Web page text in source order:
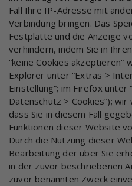
Fall Ihre IP-Adresse mit
Verbindung bringen. Das
Festplatte und die Anzeige
verhindern, indem Sie in
“keine Cookies akzeptieren“
Explorer unter “Extras >
Einstellung“; im Firefox unter
Datenschutz > Cookies“);
dass Sie in diesem Fall
Funktionen dieser Website
Durch die Nutzung dieser
Bearbeitung der über Sie
in der zuvor beschriebenen
zuvor benannten Zweck